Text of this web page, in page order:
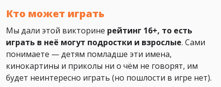
Кто может играть
Мы дали этой викторине рейтинг 16+, то есть
играть в неё могут подростки и взрослые. Сами
понимаете — детям помладше эти имена,
кинокартины и приколы ни о чём не говорят, им
будет неинтересно играть (но пошлости в игре нет).